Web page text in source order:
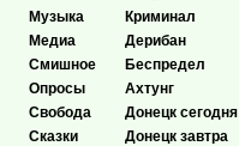
Музыка
Медиа
Смишное
Опросы
Свобода
Сказки
Криминал
Дерибан
Беспредел
Ахтунг
Донецк сегодня
Донецк завтра